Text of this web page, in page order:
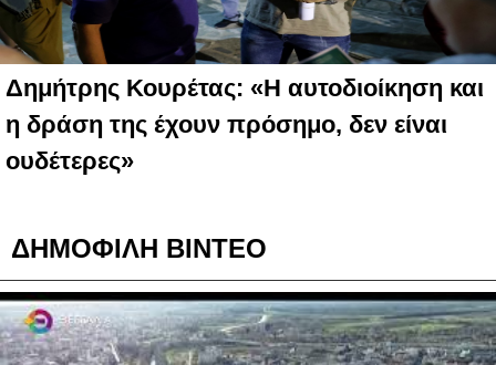
Δημήτρης Κουρέτας: «Η αυτοδιοίκηση και
η δράση της έχουν πρόσημο, δεν είναι
ουδέτερες»
ΔΗΜΟΦΙΛΗ ΒΙΝΤΕΟ